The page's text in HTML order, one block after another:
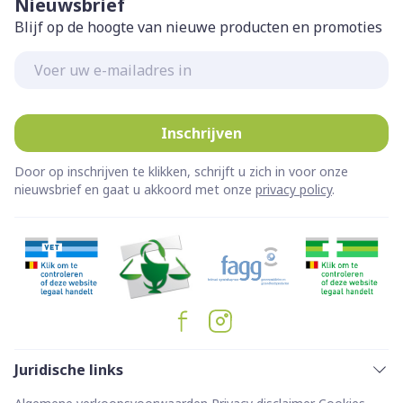
Nieuwsbrief
Blijf op de hoogte van nieuwe producten en promoties
Inschrijven
Door op inschrijven te klikken, schrijft u zich in voor onze
nieuwsbrief en gaat u akkoord met onze privacy policy.
Juridische links